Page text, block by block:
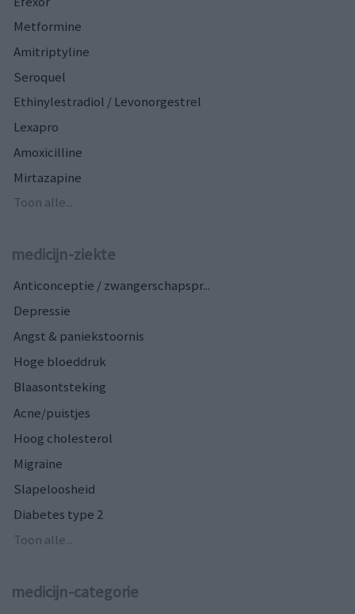
Metformine
Amitriptyline
Seroquel
Ethinylestradiol / Levonorgestrel
Lexapro
Amoxicilline
Mirtazapine
Toon alle...
medicijn-ziekte
Anticonceptie / zwangerschapspr...
Depressie
Angst & paniekstoornis
Hoge bloeddruk
Blaasontsteking
Acne/puistjes
Hoog cholesterol
Migraine
Slapeloosheid
Diabetes type 2
Toon alle...
medicijn-categorie